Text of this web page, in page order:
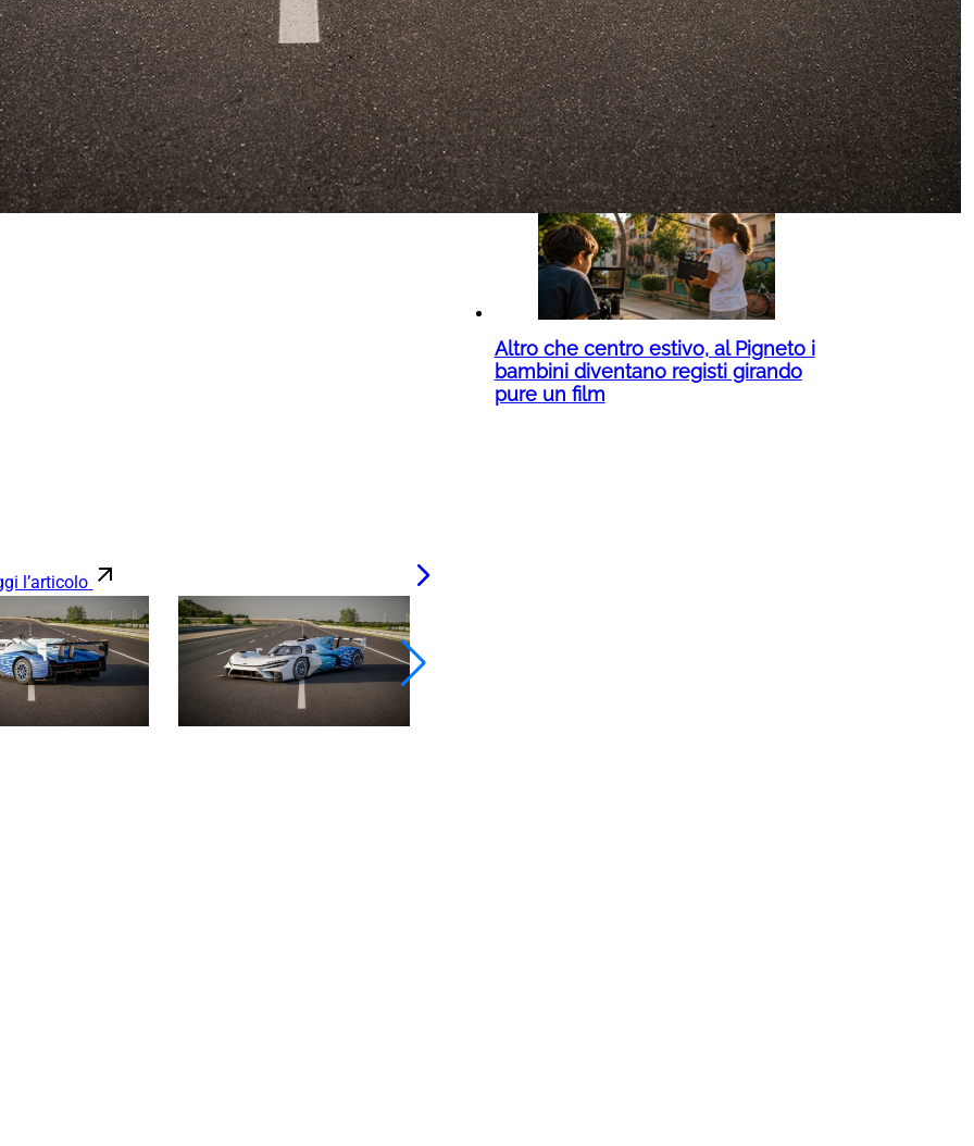
l’articolo
Stipendi, sorpresa in busta paga
per 200mila dipendenti pubblici:
aumenti fino a 221 euro, ecco per
chi
Altro che centro estivo, al Pigneto i
bambini diventano registi girando
pure un film